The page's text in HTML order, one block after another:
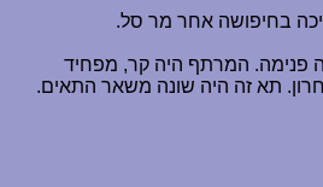
בחיפושה אחר מר סל.
פנימה. המרתף היה קר, מפחיד
תא זה היה שונה משאר התאים.